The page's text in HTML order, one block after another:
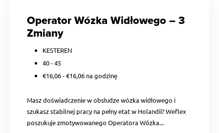
Operator Wózka Widłowego – 3
Zmiany
KESTEREN
40 - 45
€16,06 - €16,06 na godzinę
Masz doświadczenie w obsłudze wózka widłowego i
szukasz stabilnej pracy na pełny etat w Holandii? Weflex
poszukuje zmotywowanego Operatora Wózka...